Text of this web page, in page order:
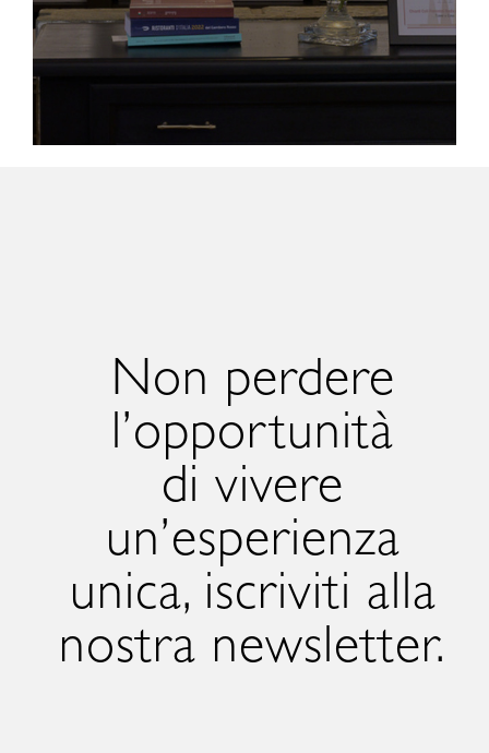
Non perdere
l’opportunità
di vivere
un’esperienza
unica, iscriviti alla
nostra newsletter.